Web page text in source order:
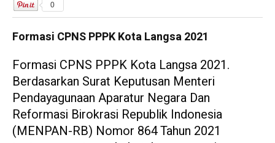
0
Formasi CPNS PPPK Kota Langsa 2021
Formasi CPNS PPPK Kota Langsa 2021.
Berdasarkan Surat Keputusan Menteri
Pendayagunaan Aparatur Negara Dan
Reformasi Birokrasi Republik Indonesia
(MENPAN-RB) Nomor 864 Tahun 2021